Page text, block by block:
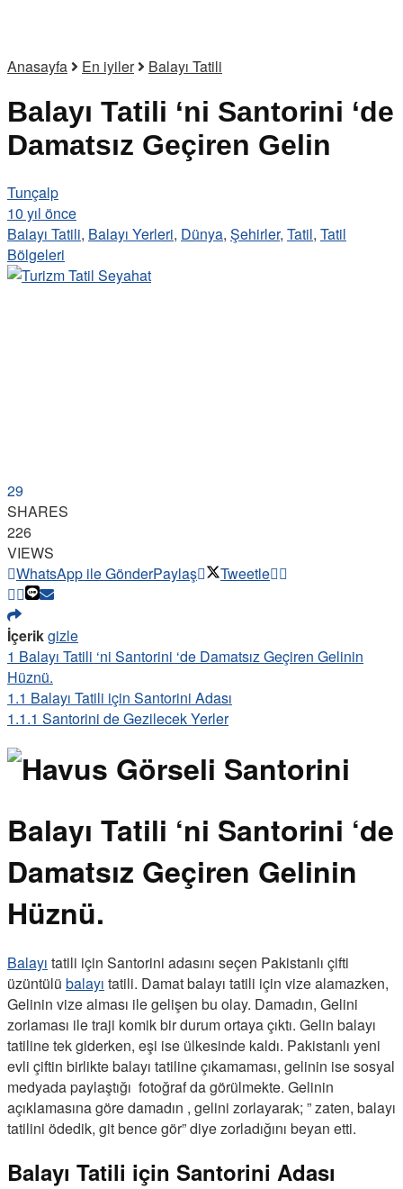
Anasayfa En iyiler Balayı Tatili
Balayı Tatili ‘ni Santorini ‘de
Damatsız Geçiren Gelin
Tunçalp
10 yıl önce
Balayı Tatili, Balayı Yerleri, Dünya, Şehirler, Tatil, Tatil
Bölgeleri
29
SHARES
226
VIEWS
WhatsApp ile GönderPaylaş Tweetle
İçerikgizle
1 Balayı Tatili ‘ni Santorini ‘de Damatsız Geçiren Gelinin
Hüznü.
1.1 Balayı Tatili için Santorini Adası
1.1.1 Santorini de Gezilecek Yerler
Balayı Tatili ‘ni Santorini ‘de
Damatsız Geçiren Gelinin
Hüznü.
Balayı tatili için Santorini adasını seçen Pakistanlı çifti
üzüntülü balayı tatili. Damat balayı tatili için vize alamazken,
Gelinin vize alması ile gelişen bu olay. Damadın, Gelini
zorlaması ile traji komik bir durum ortaya çıktı. Gelin balayı
tatiline tek giderken, eşi ise ülkesinde kaldı. Pakistanlı yeni
evli çiftin birlikte balayı tatiline çıkamaması, gelinin ise sosyal
medyada paylaştığı fotoğraf da görülmekte. Gelinin
açıklamasına göre damadın , gelini zorlayarak; ” zaten, balayı
tatilini ödedik, git bence gör” diye zorladığını beyan etti.
Balayı Tatili için Santorini Adası